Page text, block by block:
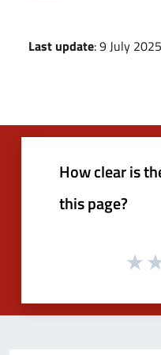
Last update: 9 July
How clear is
this page?